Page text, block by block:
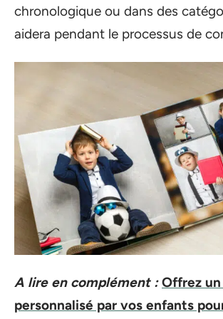
chronologique ou dans des
aidera pendant le processus de
A lire en complément : Offrez un
personnalisé par vos enfants